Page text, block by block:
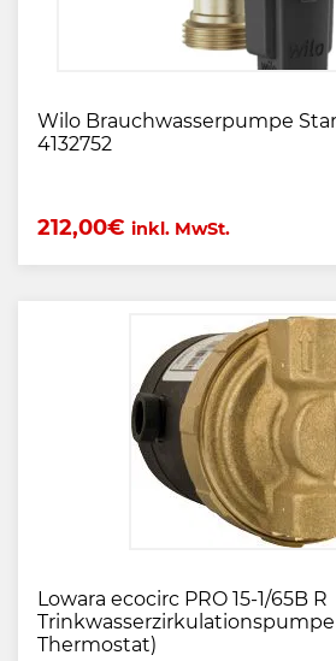
Wilo Brauchwasserpumpe
4132752
212,00€ inkl. MwSt.
Lowara ecocirc PRO 15-1/65B R
Thermostat)